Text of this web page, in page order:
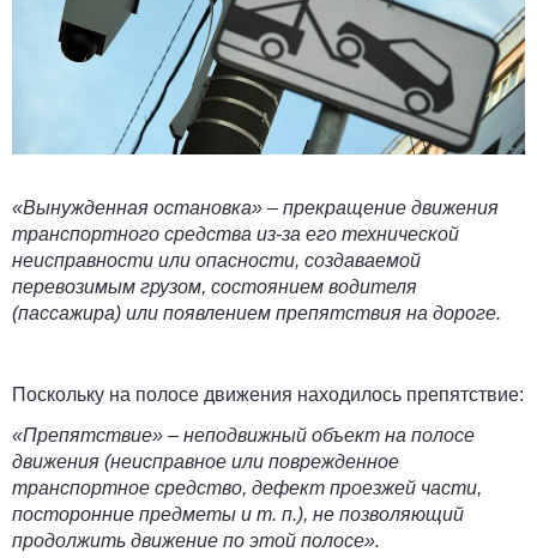
«Вынужденная остановка» – прекращение движения
транспортного средства из-за его технической
неисправности или опасности, создаваемой
перевозимым грузом, состоянием водителя
(пассажира) или появлением препятствия на дороге.
Поскольку на полосе движения находилось препятствие:
«Препятствие» – неподвижный объект на полосе
движения (неисправное или поврежденное
транспортное средство, дефект проезжей части,
посторонние предметы и т. п.), не позволяющий
продолжить движение по этой полосе».